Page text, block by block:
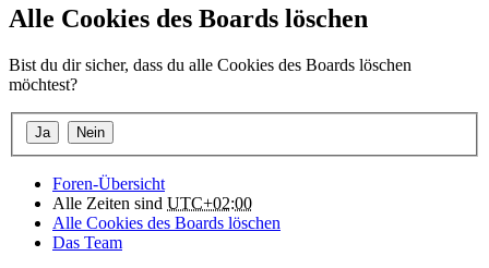
Alle Cookies des Boards löschen
Bist du dir sicher, dass du alle Cookies des Boards löschen
möchtest?
Foren-Übersicht
Alle Zeiten sind UTC+02:00
Alle Cookies des Boards löschen
Das Team